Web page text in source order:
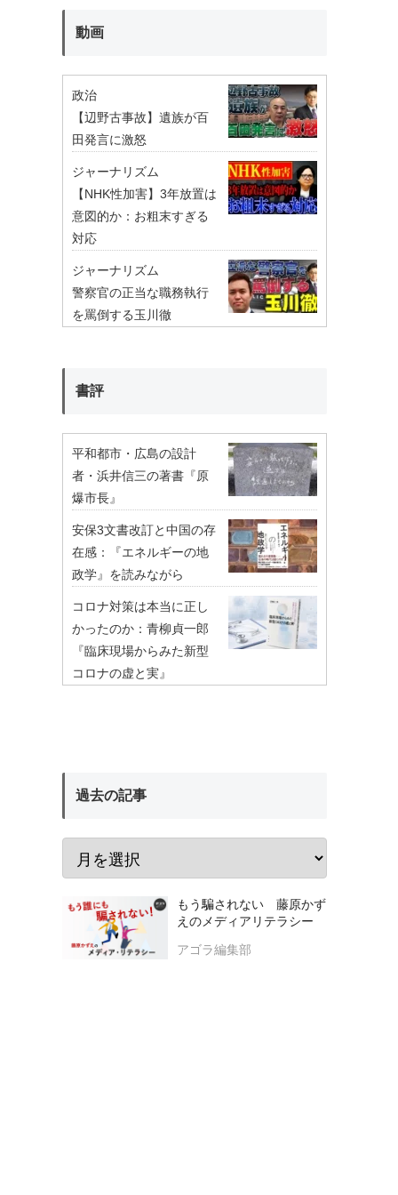
動画
政治
【辺野古事故】遺族が百
田発言に激怒
ジャーナリズム
【NHK性加害】3年放置は
意図的か：お粗末すぎる
対応
ジャーナリズム
警察官の正当な職務執行
を罵倒する玉川徹
書評
平和都市・広島の設計
者・浜井信三の著書『原
爆市長』
安保3文書改訂と中国の存
在感：『エネルギーの地
政学』を読みながら
コロナ対策は本当に正し
かったのか：青柳貞一郎
『臨床現場からみた新型
コロナの虚と実』
過去の記事
もう騙されない 藤原かず
えのメディアリテラシー
アゴラ編集部